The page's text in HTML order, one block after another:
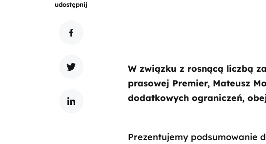
udostępnij
W związku z rosnącą liczbą
prasowej Premier, Mateusz
dodatkowych ograniczeń,
Prezentujemy podsumowanie